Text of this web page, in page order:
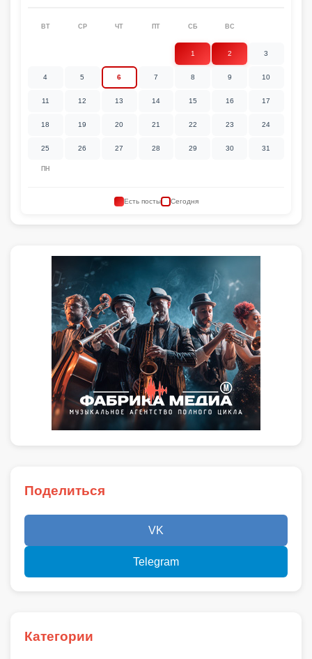
ПН
ВТ СР ЧТ ПТ СБ ВС
1 2 3
4 5 6 7 8 9 10
11 12 13 14 15 16 17
18 19 20 21 22 23 24
25 26 27 28 29 30 31
Есть посты Сегодня
Поделиться
VK
Telegram
Категории